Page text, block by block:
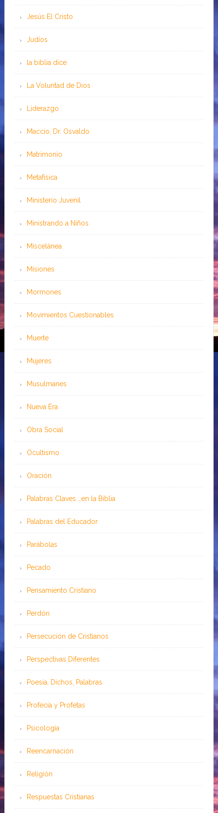
Jesús El Cristo
Judíos
la biblia dice
La Voluntad de Dios
Liderazgo
Maccio, Dr. Osvaldo
Matrimonio
Metafísica
Ministerio Juvenil
Ministrando a Niños
Miscelánea
Misiones
Mormones
Movimientos Cuestionables
Muerte
Mujeres
Musulmanes
Nueva Era
Obra Social
Ocultismo
Oración
Palabras Claves …en la Biblia
Palabras del Educador
Parábolas
Pecado
Pensamiento Cristiano
Perdón
Persecución de Cristianos
Perspectivas Diferentes
Poesía, Dichos, Palabras
Profecía y Profetas
Psicología
Reencarnación
Religión
Respuestas Cristianas